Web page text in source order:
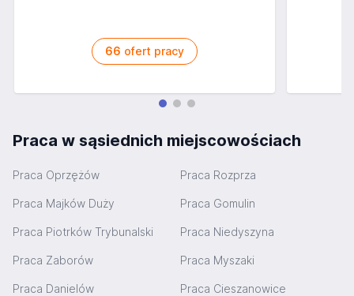
66 ofert pracy
Praca w sąsiednich miejscowościach
Praca Oprzężów Praca Rozprza
Praca Majków Duży Praca Gomulin
Praca Piotrków Trybunalski Praca Niedyszyna
Praca Zaborów Praca Myszaki
Praca Danielów Praca Cieszanowice